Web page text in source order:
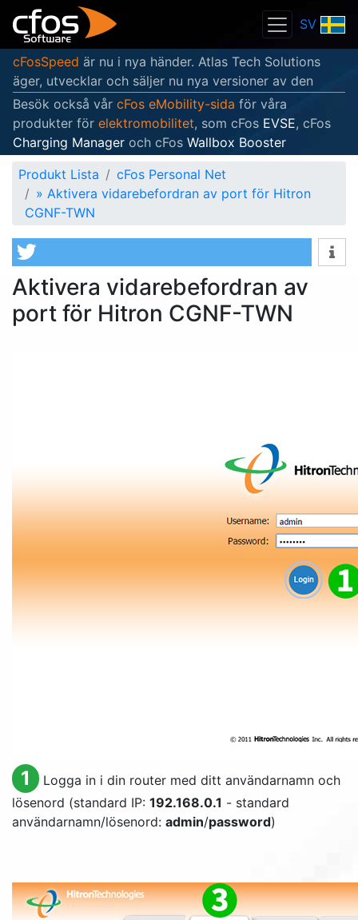
SV
cFosSpeed är nu i nya händer. Atlas Tech Solutions
äger, utvecklar och säljer nu nya versioner av den
Besök också vår cFos eMobility-sida för våra
produkter för elektromobilitet, som cFos EVSE, cFos
Charging Manager och cFos Wallbox Booster
Produkt Lista
cFos Personal Net
» Aktivera vidarebefordran av port för Hitron
CGNF-TWN
Aktivera vidarebefordran av
port för Hitron CGNF-TWN
1
Logga in i din router med ditt användarnamn och
lösenord (standard IP: 192.168.0.1 - standard
användarnamn/lösenord: admin/password)